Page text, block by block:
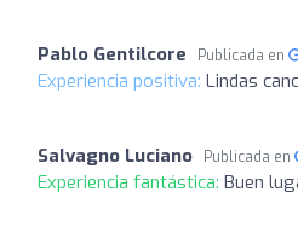
Pablo Gentilcore Publicada en
Experiencia positiva: Lindas
Salvagno Luciano Publicada en
Experiencia fantástica: Buen